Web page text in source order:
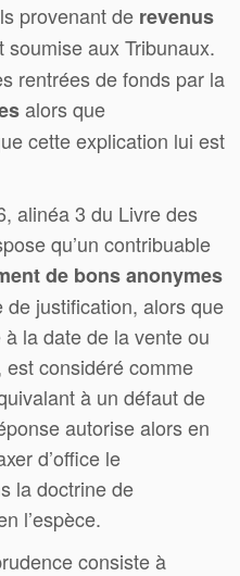
provenant de revenus
soumise aux Tribunaux.
rentrées de fonds par la
alors que
cette explication lui est
alinéa 3 du Livre des
qu’un contribuable
de bons anonymes
justification, alors que
à la date de la vente ou
considéré comme
à un défaut de
autorise alors en
d’office le
la doctrine de
l’espèce.
consiste à